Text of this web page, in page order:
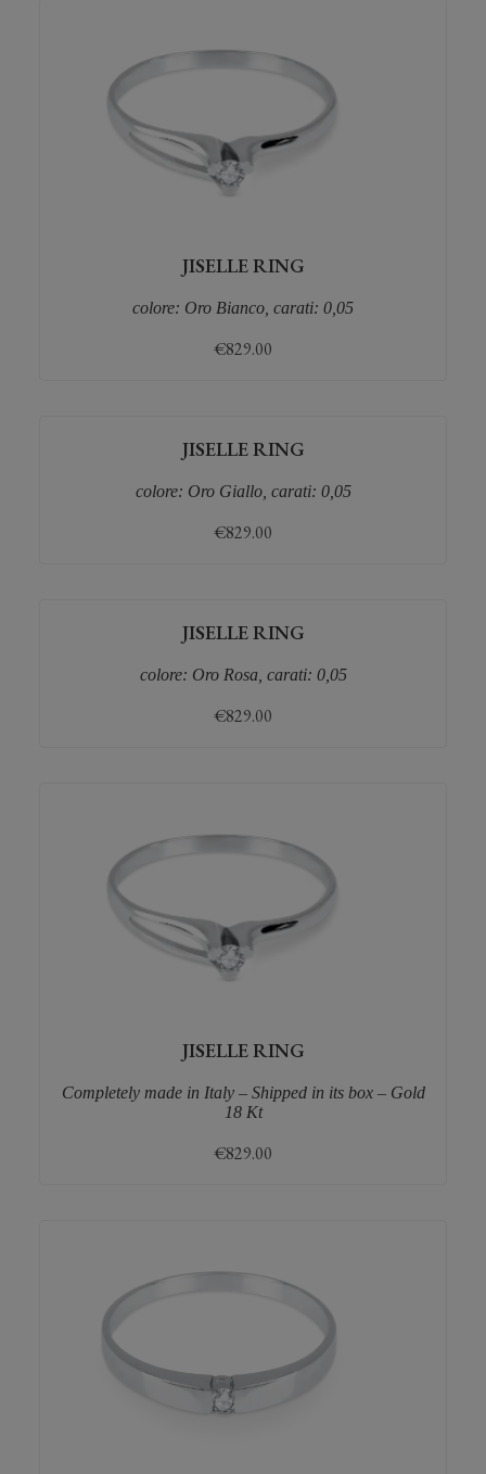
JISELLE RING
colore: Oro Bianco, carati: 0,05
€829.00
JISELLE RING
colore: Oro Giallo, carati: 0,05
€829.00
JISELLE RING
colore: Oro Rosa, carati: 0,05
€829.00
JISELLE RING
Completely made in Italy – Shipped in its box – Gold
18 Kt
€829.00